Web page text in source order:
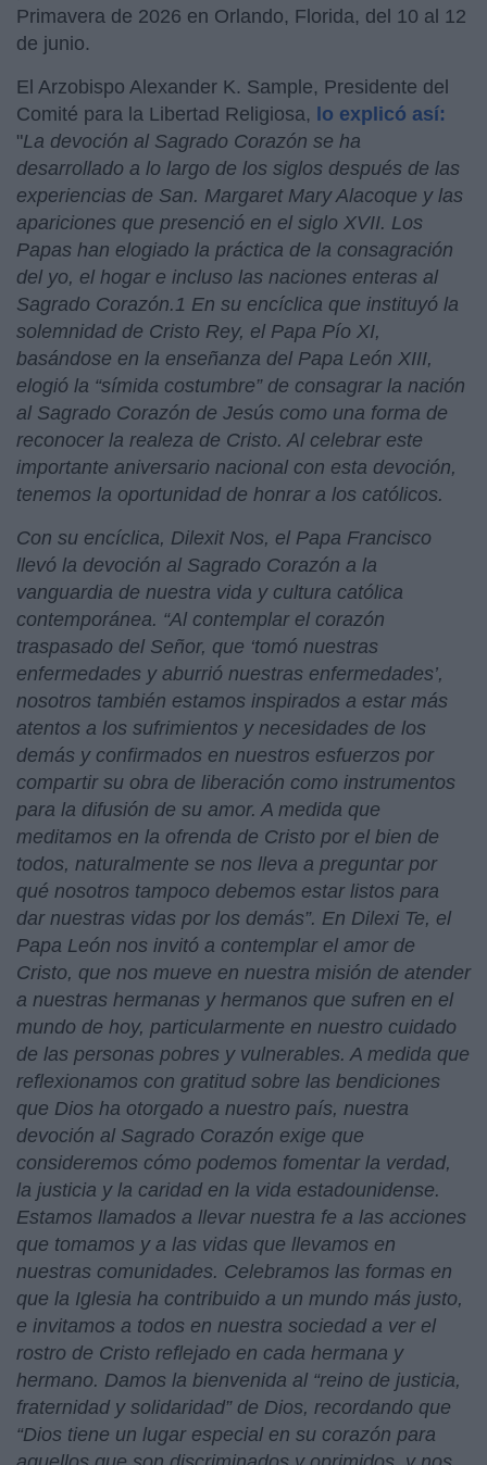
Primavera de 2026 en Orlando, Florida, del 10 al 12
de junio.
El Arzobispo Alexander K. Sample, Presidente del
Comité para la Libertad Religiosa, lo explicó así:
"La devoción al Sagrado Corazón se ha
desarrollado a lo largo de los siglos después de las
experiencias de San. Margaret Mary Alacoque y las
apariciones que presenció en el siglo XVII. Los
Papas han elogiado la práctica de la consagración
del yo, el hogar e incluso las naciones enteras al
Sagrado Corazón.1 En su encíclica que instituyó la
solemnidad de Cristo Rey, el Papa Pío XI,
basándose en la enseñanza del Papa León XIII,
elogió la “símida costumbre” de consagrar la nación
al Sagrado Corazón de Jesús como una forma de
reconocer la realeza de Cristo. Al celebrar este
importante aniversario nacional con esta devoción,
tenemos la oportunidad de honrar a los católicos.
Con su encíclica, Dilexit Nos, el Papa Francisco
llevó la devoción al Sagrado Corazón a la
vanguardia de nuestra vida y cultura católica
contemporánea. “Al contemplar el corazón
traspasado del Señor, que ‘tomó nuestras
enfermedades y aburrió nuestras enfermedades’,
nosotros también estamos inspirados a estar más
atentos a los sufrimientos y necesidades de los
demás y confirmados en nuestros esfuerzos por
compartir su obra de liberación como instrumentos
para la difusión de su amor. A medida que
meditamos en la ofrenda de Cristo por el bien de
todos, naturalmente se nos lleva a preguntar por
qué nosotros tampoco debemos estar listos para
dar nuestras vidas por los demás”. En Dilexi Te, el
Papa León nos invitó a contemplar el amor de
Cristo, que nos mueve en nuestra misión de atender
a nuestras hermanas y hermanos que sufren en el
mundo de hoy, particularmente en nuestro cuidado
de las personas pobres y vulnerables. A medida que
reflexionamos con gratitud sobre las bendiciones
que Dios ha otorgado a nuestro país, nuestra
devoción al Sagrado Corazón exige que
consideremos cómo podemos fomentar la verdad,
la justicia y la caridad en la vida estadounidense.
Estamos llamados a llevar nuestra fe a las acciones
que tomamos y a las vidas que llevamos en
nuestras comunidades. Celebramos las formas en
que la Iglesia ha contribuido a un mundo más justo,
e invitamos a todos en nuestra sociedad a ver el
rostro de Cristo reflejado en cada hermana y
hermano. Damos la bienvenida al “reino de justicia,
fraternidad y solidaridad” de Dios, recordando que
“Dios tiene un lugar especial en su corazón para